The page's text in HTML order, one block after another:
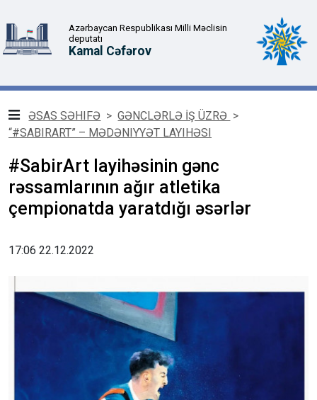
Azərbaycan Respublikası Milli Məclisin
deputatı
Kamal Cəfərov
ƏSAS SƏHIFƏ > GƏNCLƏRLƏ İŞ ÜZRƏ >
“#SABIRART” – MƏDƏNIYYƏT LAYIHƏSI
#SabirArt layihəsinin gənc
rəssamlarının ağır atletika
çempionatda yaratdığı əsərlər
17:06 22.12.2022